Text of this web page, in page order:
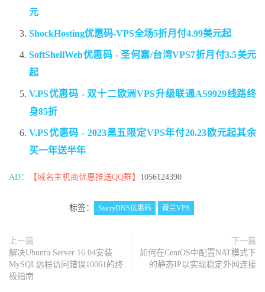
元
ShockHosting优惠码-VPS全场5折月付4.99美元起
SoftShellWeb优惠码 - 圣何塞/台湾VPS7折月付3.5美元
起
V.PS优惠码 - 双十二欧洲VPS升级联通AS9929线路终
身85折
V.PS优惠码 - 2023黑五限定VPS年付20.23欧元起其余
买一年送半年
AD： 【域名主机商优惠推送QQ群】 1056124390
标签： StarryDNS优惠码 荷兰VPS
上一篇
解决Ubuntu Server 16.04安装
MySQL远程访问错误10061的终
极指南
下一篇
如何在CentOS中配置NAT模式下
的静态IP以实现稳定外网连接